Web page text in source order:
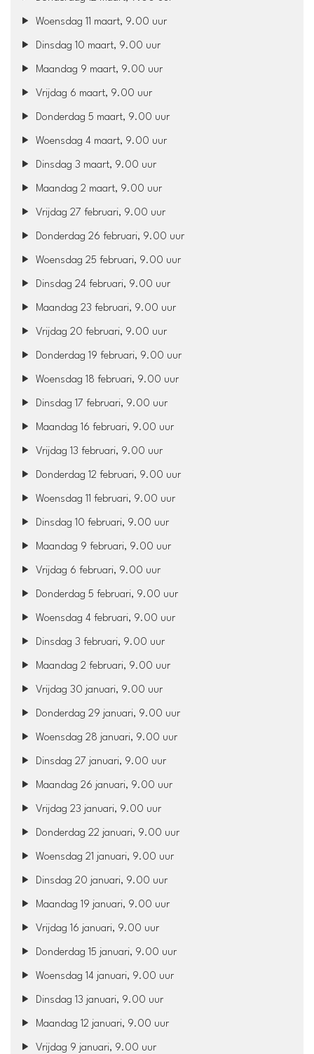
Woensdag 11 maart, 9.00 uur
Dinsdag 10 maart, 9.00 uur
Maandag 9 maart, 9.00 uur
Vrijdag 6 maart, 9.00 uur
Donderdag 5 maart, 9.00 uur
Woensdag 4 maart, 9.00 uur
Dinsdag 3 maart, 9.00 uur
Maandag 2 maart, 9.00 uur
Vrijdag 27 februari, 9.00 uur
Donderdag 26 februari, 9.00 uur
Woensdag 25 februari, 9.00 uur
Dinsdag 24 februari, 9.00 uur
Maandag 23 februari, 9.00 uur
Vrijdag 20 februari, 9.00 uur
Donderdag 19 februari, 9.00 uur
Woensdag 18 februari, 9.00 uur
Dinsdag 17 februari, 9.00 uur
Maandag 16 februari, 9.00 uur
Vrijdag 13 februari, 9.00 uur
Donderdag 12 februari, 9.00 uur
Woensdag 11 februari, 9.00 uur
Dinsdag 10 februari, 9.00 uur
Maandag 9 februari, 9.00 uur
Vrijdag 6 februari, 9.00 uur
Donderdag 5 februari, 9.00 uur
Woensdag 4 februari, 9.00 uur
Dinsdag 3 februari, 9.00 uur
Maandag 2 februari, 9.00 uur
Vrijdag 30 januari, 9.00 uur
Donderdag 29 januari, 9.00 uur
Woensdag 28 januari, 9.00 uur
Dinsdag 27 januari, 9.00 uur
Maandag 26 januari, 9.00 uur
Vrijdag 23 januari, 9.00 uur
Donderdag 22 januari, 9.00 uur
Woensdag 21 januari, 9.00 uur
Dinsdag 20 januari, 9.00 uur
Maandag 19 januari, 9.00 uur
Vrijdag 16 januari, 9.00 uur
Donderdag 15 januari, 9.00 uur
Woensdag 14 januari, 9.00 uur
Dinsdag 13 januari, 9.00 uur
Maandag 12 januari, 9.00 uur
Vrijdag 9 januari, 9.00 uur